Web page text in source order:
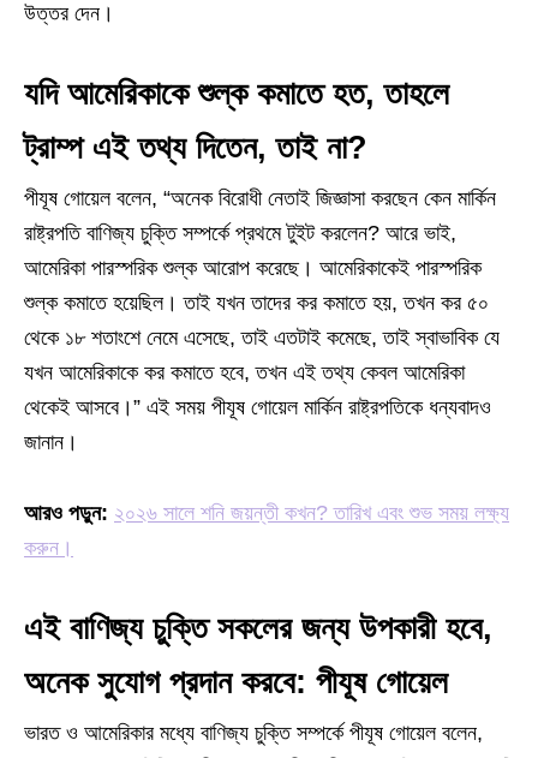
উত্তর দেন।
যদি আমেরিকাকে শুল্ক কমাতে হত, তাহলে
ট্রাম্প এই তথ্য দিতেন, তাই না?
পীযূষ গোয়েল বলেন, “অনেক বিরোধী নেতাই জিজ্ঞাসা করছেন কেন মার্কিন
রাষ্ট্রপতি বাণিজ্য চুক্তি সম্পর্কে প্রথমে টুইট করলেন? আরে ভাই,
আমেরিকা পারস্পরিক শুল্ক আরোপ করেছে। আমেরিকাকেই পারস্পরিক
শুল্ক কমাতে হয়েছিল। তাই যখন তাদের কর কমাতে হয়, তখন কর ৫০
থেকে ১৮ শতাংশে নেমে এসেছে, তাই এতটাই কমেছে, তাই স্বাভাবিক যে
যখন আমেরিকাকে কর কমাতে হবে, তখন এই তথ্য কেবল আমেরিকা
থেকেই আসবে।” এই সময় পীযূষ গোয়েল মার্কিন রাষ্ট্রপতিকে ধন্যবাদও
জানান।
আরও পড়ুন: ২০২৬ সালে শনি জয়ন্তী কখন? তারিখ এবং শুভ সময় লক্ষ্য
করুন।
এই বাণিজ্য চুক্তি সকলের জন্য উপকারী হবে,
অনেক সুযোগ প্রদান করবে: পীযূষ গোয়েল
ভারত ও আমেরিকার মধ্যে বাণিজ্য চুক্তি সম্পর্কে পীযূষ গোয়েল বলেন,